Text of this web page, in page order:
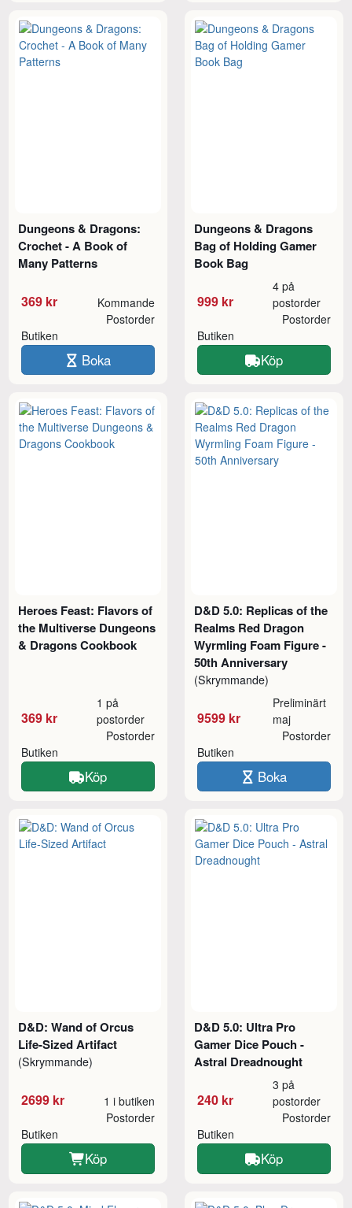
Dungeons & Dragons:
Crochet - A Book of
Many Patterns
369 kr Kommande
Butiken
Postorder
Boka
Dungeons & Dragons
Bag of Holding Gamer
Book Bag
999 kr
4 på
postorder
Butiken
Postorder
Köp
Heroes Feast: Flavors of
the Multiverse Dungeons
& Dragons Cookbook
369 kr
1 på
postorder
Butiken
Postorder
Köp
D&D 5.0: Replicas of the
Realms Red Dragon
Wyrmling Foam Figure -
50th Anniversary
(Skrymmande)
9599 kr
Preliminärt
maj
Butiken
Postorder
Boka
D&D: Wand of Orcus
Life-Sized Artifact
(Skrymmande)
2699 kr 1 i butiken
Butiken
Postorder
Köp
D&D 5.0: Ultra Pro
Gamer Dice Pouch -
Astral Dreadnought
240 kr
3 på
postorder
Butiken
Postorder
Köp